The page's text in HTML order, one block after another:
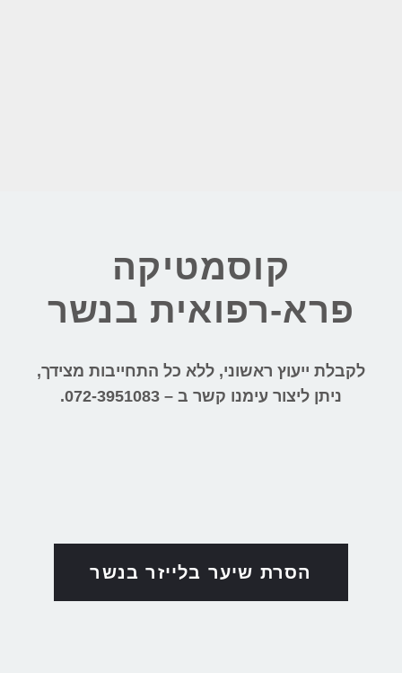
קוסמטיקה
פרא-רפואית בנשר
לקבלת ייעוץ ראשוני, ללא כל התחייבות מצידך,
ניתן ליצור עימנו קשר ב – 072-3951083.
הסרת שיער בלייזר בנשר